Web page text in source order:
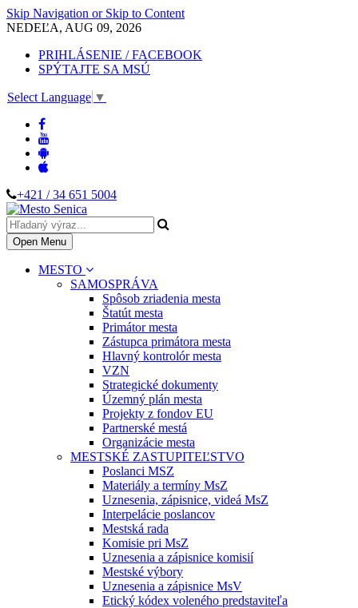
Skip Navigation or Skip to Content
NEDEĽA, AUG 09, 2026
PRIHLÁSENIE / FACEBOOK
SPÝTAJTE SA MSÚ
Select Language ▼
+421 / 34 651 5004
Open Menu
MESTO
SAMOSPRÁVA
Spôsob zriadenia mesta
Štatút mesta
Primátor mesta
Zástupca primátora mesta
Hlavný kontrolór mesta
VZN
Strategické dokumenty
Územný plán mesta
Projekty z fondov EU
Partnerské mestá
Organizácie mesta
MESTSKÉ ZASTUPITEĽSTVO
Poslanci MSZ
Materiály a termíny MsZ
Uznesenia, zápisnice, videá MsZ
Interpelácie poslancov
Mestská rada
Komisie pri MsZ
Uznesenia a zápisnice komisií
Mestské výbory
Uznesenia a zápisnice MsV
Etický kódex voleného predstaviteľa